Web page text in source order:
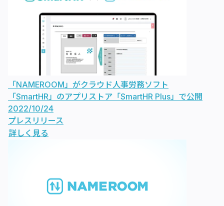
「NAMEROOM」がクラウド人事労務ソフト
「SmartHR」のアプリストア「SmartHR Plus」で公開
2022/10/24
プレスリリース
詳しく見る